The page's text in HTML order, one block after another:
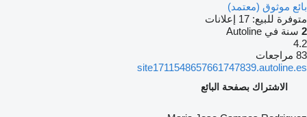
بائع موثوق (معتمد)
متوفرة للبيع: 17 إعلانات
2 سنة في Autoline
4.2
83 مراجعات
site1711548657661747839.autoline.es
الاشتراك بصفحة البائع